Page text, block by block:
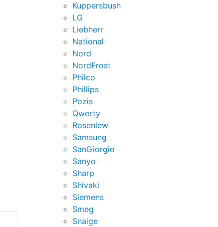
Kuppersbush
LG
Liebherr
National
Nord
NordFrost
Philco
Phillips
Pozis
Qwerty
Rosenlew
Samsung
SanGiorgio
Sanyo
Sharp
Shivaki
Siemens
Smeg
Snaige